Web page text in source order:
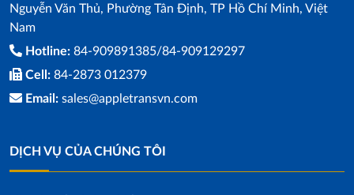
Nguyễn Văn Thủ, Phường Tân Định, TP Hồ Chí Minh, Việt
Nam
Hotline: 84-909891385/84-909129297
Cell: 84-2873 012379
Email: sales@appletransvn.com
DỊCH VỤ CỦA CHÚNG TÔI